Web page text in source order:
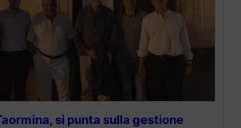
si punta sulla gestione